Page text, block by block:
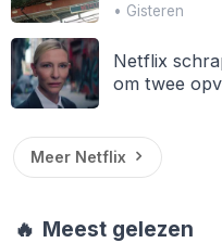
• Gisteren
Netflix
om twee
Meer Netflix
🔥 Meest gelezen